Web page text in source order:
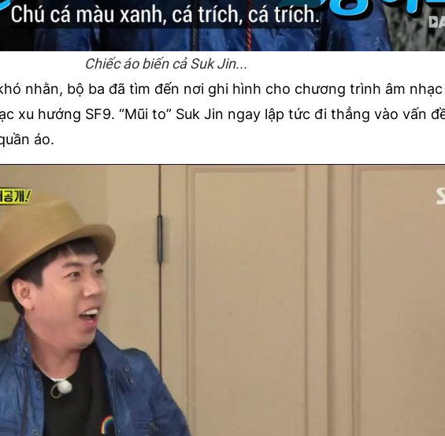
Chiếc áo biến cả Suk Jin...
nhằn, bộ ba đã tìm đến nơi ghi hình cho chương trình âm
xu hướng SF9. “Mũi to” Suk Jin ngay lập tức đi thẳng vào vấn
áo.